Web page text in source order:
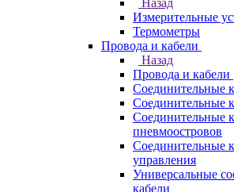
Назад
Измерительные
Термометры
Провода и кабели
Назад
Провода и кабели
Соединительные
Соединительные
Соединительные
пневмоостровов
Соединительные
управления
Универсальные
кабели